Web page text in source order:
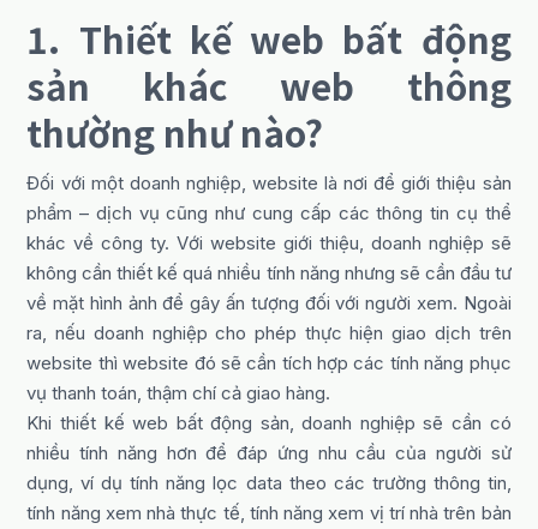
1. Thiết kế web bất động
sản khác web thông
thường như nào?
Đối với một doanh nghiệp, website là nơi để giới thiệu sản
phẩm – dịch vụ cũng như cung cấp các thông tin cụ thể
khác về công ty. Với website giới thiệu, doanh nghiệp sẽ
không cần thiết kế quá nhiều tính năng nhưng sẽ cần đầu tư
về mặt hình ảnh để gây ấn tượng đối với người xem. Ngoài
ra, nếu doanh nghiệp cho phép thực hiện giao dịch trên
website thì website đó sẽ cần tích hợp các tính năng phục
vụ thanh toán, thậm chí cả giao hàng.
Khi thiết kế web bất động sản, doanh nghiệp sẽ cần có
nhiều tính năng hơn để đáp ứng nhu cầu của người sử
dụng, ví dụ tính năng lọc data theo các trường thông tin,
tính năng xem nhà thực tế, tính năng xem vị trí nhà trên bản